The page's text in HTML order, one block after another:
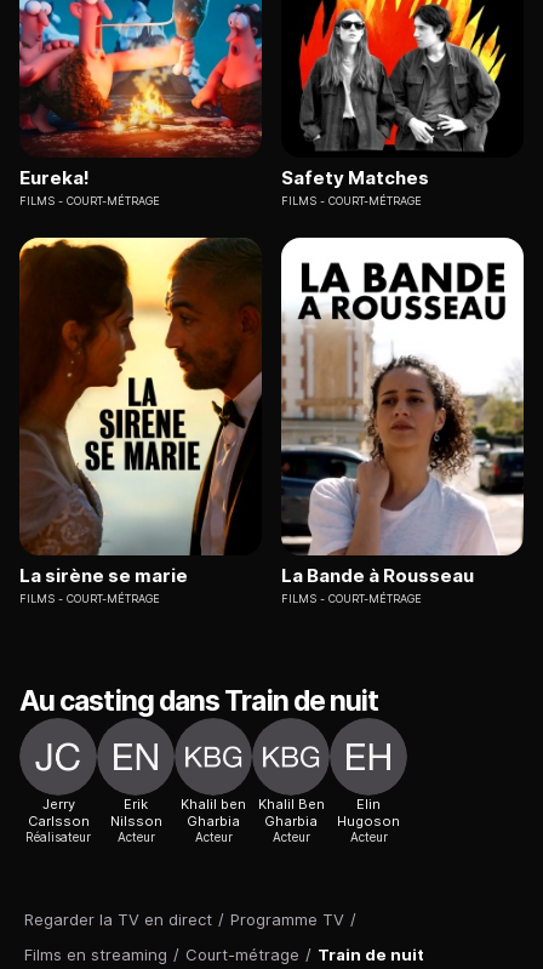
Regarder la TV en direct / Programme TV /
Films en streaming / Court-métrage / Train de nuit
Eureka!
FILMS COURT-MÉTRAGE
Safety Matches
FILMS COURT-MÉTRAGE
La sirène se marie
FILMS COURT-MÉTRAGE
La Bande à Rousseau
FILMS COURT-MÉTRAGE
Au casting dans Train de nuit
Jerry
Carlsson
Réalisateur
Erik
Nilsson
Acteur
Khalil ben
Gharbia
Acteur
Khalil Ben
Gharbia
Acteur
Elin
Hugoson
Acteur